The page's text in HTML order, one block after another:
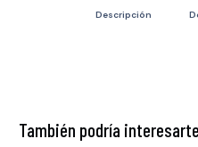
Descripción
También podría